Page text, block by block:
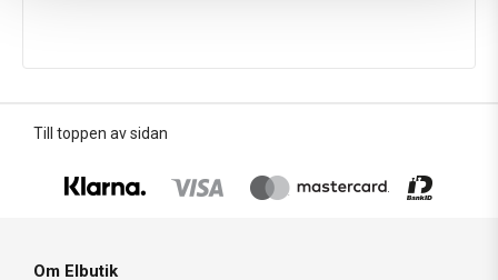
Till toppen av sidan
Om Elbutik